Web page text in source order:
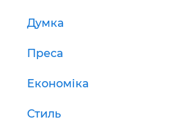
Думка
Преса
Економіка
Стиль